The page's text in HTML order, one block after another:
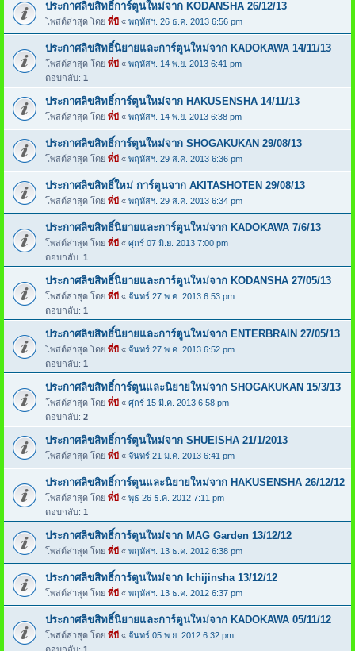
ประกาศลิขสิทธิ์การ์ตูนใหม่จาก KODANSHA 26/12/13
โพสต์ล่าสุด โดย พี่บี « พฤหัสฯ. 26 ธ.ค. 2013 6:56 pm
ประกาศลิขสิทธิ์นิยายและการ์ตูนใหม่จาก KADOKAWA 14/11/13
โพสต์ล่าสุด โดย พี่บี « พฤหัสฯ. 14 พ.ย. 2013 6:41 pm
ตอบกลับ: 1
ประกาศลิขสิทธิ์การ์ตูนใหม่จาก HAKUSENSHA 14/11/13
โพสต์ล่าสุด โดย พี่บี « พฤหัสฯ. 14 พ.ย. 2013 6:38 pm
ประกาศลิขสิทธิ์การ์ตูนใหม่จาก SHOGAKUKAN 29/08/13
โพสต์ล่าสุด โดย พี่บี « พฤหัสฯ. 29 ส.ค. 2013 6:36 pm
ประกาศลิขสิทธิ์ใหม่ การ์ตูนจาก AKITASHOTEN 29/08/13
โพสต์ล่าสุด โดย พี่บี « พฤหัสฯ. 29 ส.ค. 2013 6:34 pm
ประกาศลิขสิทธิ์นิยายและการ์ตูนใหม่จาก KADOKAWA 7/6/13
โพสต์ล่าสุด โดย พี่บี « ศุกร์ 07 มิ.ย. 2013 7:00 pm
ตอบกลับ: 1
ประกาศลิขสิทธิ์นิยายและการ์ตูนใหม่จาก KODANSHA 27/05/13
โพสต์ล่าสุด โดย พี่บี « จันทร์ 27 พ.ค. 2013 6:53 pm
ตอบกลับ: 1
ประกาศลิขสิทธิ์นิยายและการ์ตูนใหม่จาก ENTERBRAIN 27/05/13
โพสต์ล่าสุด โดย พี่บี « จันทร์ 27 พ.ค. 2013 6:52 pm
ตอบกลับ: 1
ประกาศลิขสิทธิ์การ์ตูนและนิยายใหม่จาก SHOGAKUKAN 15/3/13
โพสต์ล่าสุด โดย พี่บี « ศุกร์ 15 มี.ค. 2013 6:58 pm
ตอบกลับ: 2
ประกาศลิขสิทธิ์การ์ตูนใหม่จาก SHUEISHA 21/1/2013
โพสต์ล่าสุด โดย พี่บี « จันทร์ 21 ม.ค. 2013 6:41 pm
ประกาศลิขสิทธิ์การ์ตูนและนิยายใหม่จาก HAKUSENSHA 26/12/12
โพสต์ล่าสุด โดย พี่บี « พุธ 26 ธ.ค. 2012 7:11 pm
ตอบกลับ: 1
ประกาศลิขสิทธิ์การ์ตูนใหม่จาก MAG Garden 13/12/12
โพสต์ล่าสุด โดย พี่บี « พฤหัสฯ. 13 ธ.ค. 2012 6:38 pm
ประกาศลิขสิทธิ์การ์ตูนใหม่จาก Ichijinsha 13/12/12
โพสต์ล่าสุด โดย พี่บี « พฤหัสฯ. 13 ธ.ค. 2012 6:37 pm
ประกาศลิขสิทธิ์นิยายและการ์ตูนใหม่จาก KADOKAWA 05/11/12
โพสต์ล่าสุด โดย พี่บี « จันทร์ 05 พ.ย. 2012 6:32 pm
ตอบกลับ: 1